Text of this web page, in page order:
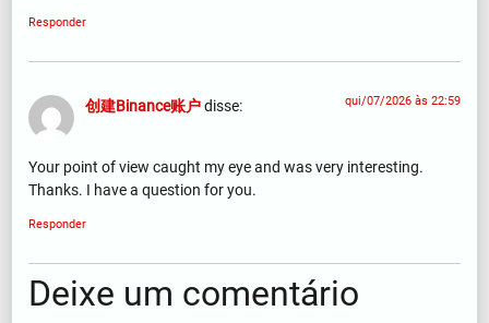
Responder
创建Binance账户disse: qui/07/2026 às 22:59
Your point of view caught my eye and was very interesting.
Thanks. I have a question for you.
Responder
Deixe um comentário